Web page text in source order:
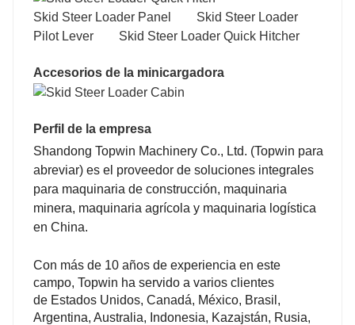
Skid Steer Loader Panel Skid Steer Loader
Pilot Lever Skid Steer Loader Quick Hitcher
Accesorios de la minicargadora
Perfil de la empresa
Shandong Topwin Machinery Co., Ltd. (Topwin para
abreviar) es el proveedor de soluciones integrales
para maquinaria de construcción, maquinaria
minera, maquinaria agrícola y maquinaria logística
en China.
Con más de 10 años de experiencia en este
campo, Topwin ha servido a varios clientes
de Estados Unidos, Canadá, México, Brasil,
Argentina, Australia, Indonesia, Kazajstán, Rusia,
200
20
1365
2200